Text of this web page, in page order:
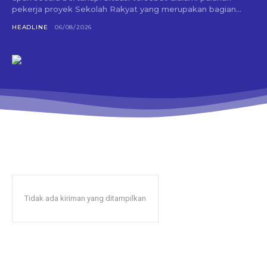
pekerja proyek Sekolah Rakyat yang merupakan bagian...
HEADLINE 06/08/2026
Tidak ada kiriman yang ditampilkan